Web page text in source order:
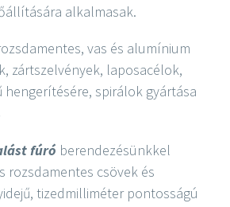
alkalmasak.
vas és alumínium
zártszelvények, laposacélok,
hengerítésére, spirálok gyártása
fúró berendezésünkkel
rozsdamentes csövek és
tizedmilliméter pontosságú